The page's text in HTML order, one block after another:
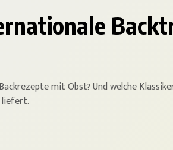
mit Obst? Und welche
liefert.